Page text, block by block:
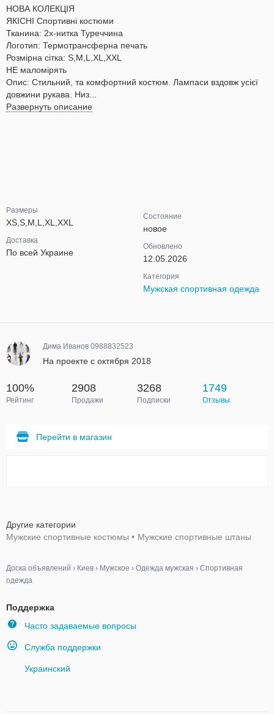
НОВА КОЛЕКЦІЯ
ЯКІСНІ Спортивні костюми
Тканина: 2х-нитка Туреччина
Логотип: Термотрансферна печать
Розмірна сітка: S,M,L,XL,XXL
НЕ маломірять
Опис: Стильний, та комфортний костюм. Лампаси вздовж усієї
довжини рукава. Низ...
Развернуть описание
Размеры
XS,S,M,L,XL,XXL
Доставка
По всей Украине
Состояние
новое
Обновлено
12.05.2026
Категория
Мужская спортивная одежда
Дима Иванов 0988832523
На проекте с октября 2018
100%
Рейтинг
2908
Продажи
3268
Подписки
1749
Отзывы
Перейти в магазин
Другие категории
Мужские спортивные костюмы • Мужские спортивные штаны
Доска объявлений › Киев › Мужское › Одежда мужская › Спортивная
одежда
Поддержка
Часто задаваемые вопросы
Служба поддержки
Украинский